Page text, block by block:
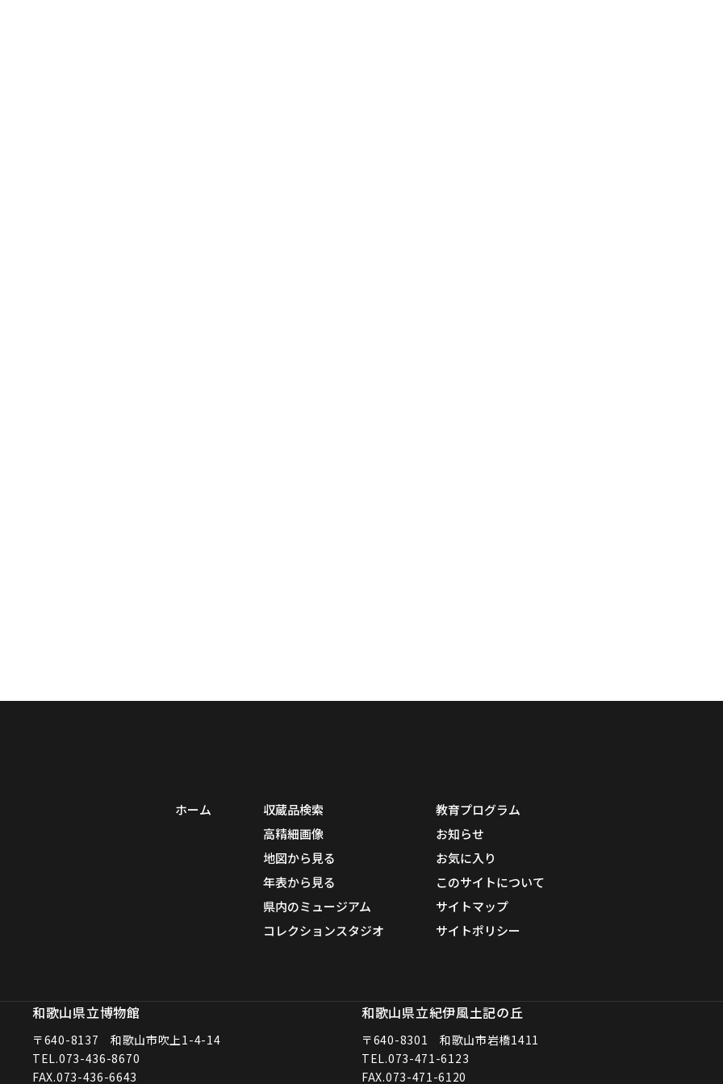
ホーム
収蔵品検索
高精細画像
地図から見る
年表から見る
県内のミュージアム
コレクションスタジオ
教育プログラム
お知らせ
お気に入り
このサイトについて
サイトマップ
サイトポリシー
和歌山県立博物館
〒640-8137 和歌山市吹上1-4-14
TEL.073-436-8670
FAX.073-436-6643
和歌山県立紀伊風土記の丘
〒640-8301 和歌山市岩橋1411
TEL.073-471-6123
FAX.073-471-6120